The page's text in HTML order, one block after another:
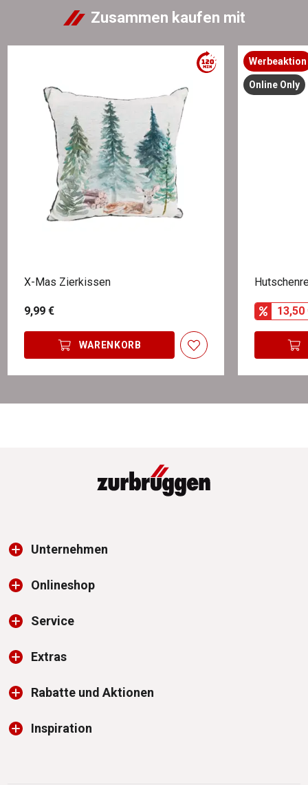
Zusammen kaufen mit
X-Mas Zierkissen
9,99 €
WARENKORB
Werbeaktion
Online Only
13,50
Unternehmen
Onlineshop
Service
Extras
Rabatte und Aktionen
Inspiration